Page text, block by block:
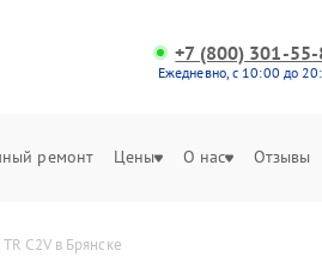
+7 (800) 301-55-
Ежедневно, с 10:00 до
ремонт Цены О нас Отзывы
C2V в Брянске